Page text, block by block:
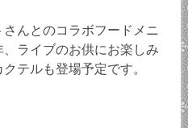
んとのコラボフードメニ
ライブのお供にお楽しみ
テルも登場予定です。